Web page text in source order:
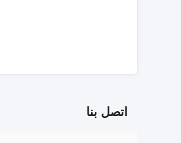
اتصل بنا